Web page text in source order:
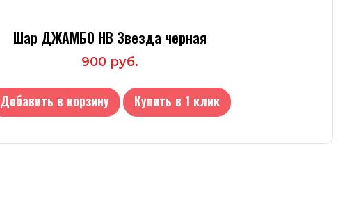
Шар ДЖАМБО HB Звезда черная
900 руб.
Добавить в корзину Купить в 1 клик